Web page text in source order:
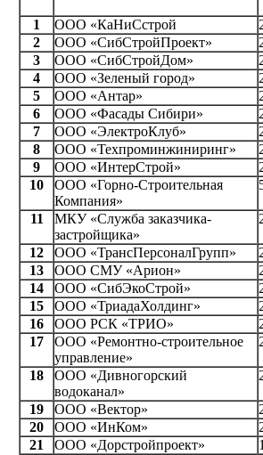
1
ООО «КаНиСстрой
2
ООО «СибСтройПроект»
3
ООО «СибСтройДом»
4
ООО «Зеленый город»
5
ООО «Антар»
6
ООО «Фасады Сибири»
7
ООО «ЭлектроКлуб»
8
ООО «Техпроминжиниринг»
9
ООО «ИнтерСтрой»
10
ООО «Горно-Строительная
Компания»
11
МКУ «Служба заказчика-
застройщика»
12 ООО «ТрансПерсоналГрупп»
13
ООО СМУ «Арион»
14
ООО «СибЭкоСтрой»
15
ООО «ТриадаХолдинг»
16
ООО РСК «ТРИО»
17
ООО «Ремонтно-строительное
управление»
18
ООО «Дивногорский
водоканал»
19 ООО «Вектор»
20
ООО «ИнКом»
21
ООО «Дорстройпроект»